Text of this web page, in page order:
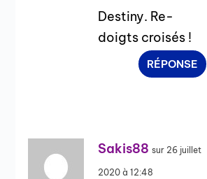
Destiny. Re-
doigts croisés !
RÉPONSE
Sakis88 sur 26 juillet
2020 à 12:48